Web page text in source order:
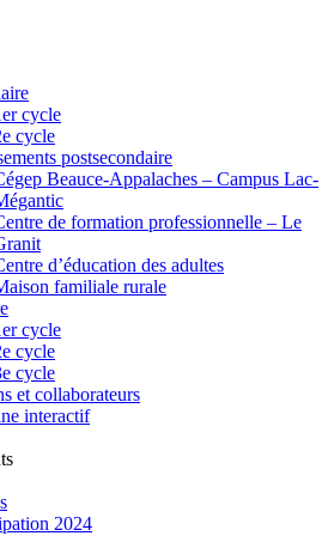
cycle
cycle
postsecondaire
Beauce-Appalaches – Campus Lac-
de formation professionnelle – Le
d’éducation des adultes
familiale rurale
cycle
cycle
cycle
et collaborateurs
interactif
2024